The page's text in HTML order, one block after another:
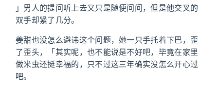
」男人的提问听上去又只是随便问问，但是他交叉的
双手却紧了几分。
姜甜也没怎么避讳这个问题，她一只手托着下巴，歪
了歪头，「其实呢，也不能说是不好吧，毕竟在家里
做米虫还挺幸福的，只不过这三年确实没怎么开心过
吧。